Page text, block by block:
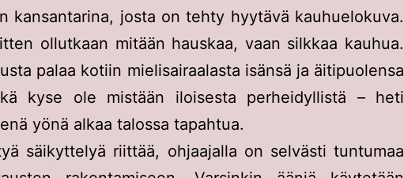
kansantarina, josta on tehty hyytävä kauhuelokuva.
ollutkaan mitään hauskaa, vaan silkkaa kauhua.
palaa kotiin mielisairaalasta isänsä ja äitipuolensa
kyse ole mistään iloisesta perheidyllistä – heti
yönä alkaa talossa tapahtua.
säikyttelyä riittää, ohjaajalla on selvästi tuntumaa